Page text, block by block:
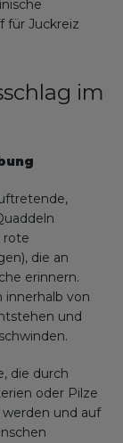
für Juckreiz
im
rote
die an
erinnern.
innerhalb von
und
die durch
oder Pilze
und auf